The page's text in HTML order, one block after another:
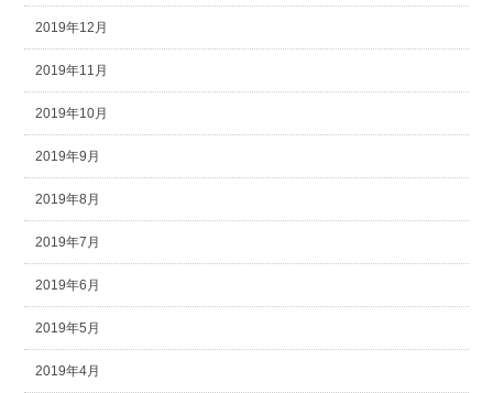
2019年12月
2019年11月
2019年10月
2019年9月
2019年8月
2019年7月
2019年6月
2019年5月
2019年4月